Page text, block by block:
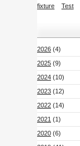
fixture Test
2026 (4)
2025 (9)
2024 (10)
2023 (12)
2022 (14)
2021 (1)
2020 (6)